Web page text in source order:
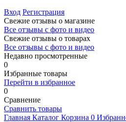
Вход Регистрация
Свежие отзывы о магазине
Все отзывы с фото и видео
Свежие отзывы о товарах
Все отзывы c фото и видео
Недавно просмотренные
0
Избранные товары
Перейти в избранное
0
Сравнение
Сравнить товары
Главная Каталог Корзина 0